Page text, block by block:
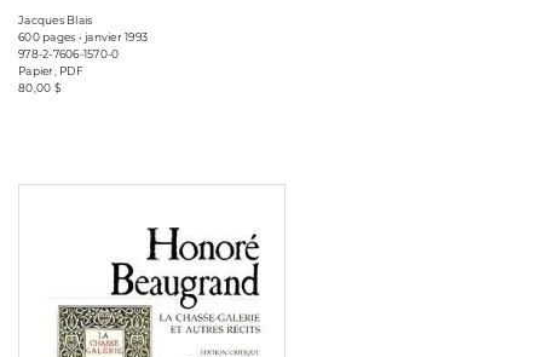
Jacques Blais
600 pages • janvier 1993
978-2-7606-1570-0
Papier, PDF
80,00 $